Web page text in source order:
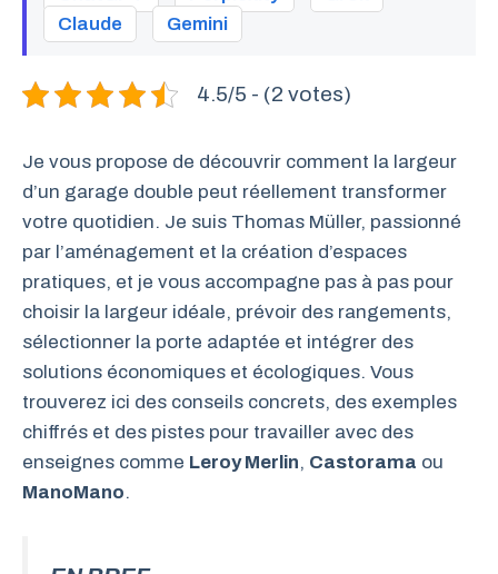
Claude
Gemini
4.5/5 - (2 votes)
Je vous propose de découvrir comment la largeur
d’un garage double peut réellement transformer
votre quotidien. Je suis Thomas Müller, passionné
par l’aménagement et la création d’espaces
pratiques, et je vous accompagne pas à pas pour
choisir la largeur idéale, prévoir des rangements,
sélectionner la porte adaptée et intégrer des
solutions économiques et écologiques. Vous
trouverez ici des conseils concrets, des exemples
chiffrés et des pistes pour travailler avec des
enseignes comme Leroy Merlin, Castorama ou
ManoMano.